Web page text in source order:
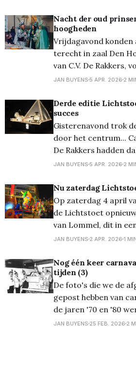
Nacht der oud
hoogheden
Vrijdagavond konden
terecht in zaal Den
van C.V. De Rakkers,
feest. Alle oud-
nog eens voor één
aandoen en alhier
alle alle anderen
JAN BUYENS 5 APR. 2026 2
Derde editie
succes
Gisterenavond trok
door het centrum...
De Rakkers hadden
georganiseerd, zodat
13 Lommelse
veel publiek kwam opdagen.
stoet was er ook nog
moment
JAN BUYENS 5 APR. 2026 2
Nu zaterdag
Op zaterdag 4 april
de Lichtstoet
van Lommel, dit in
De Rakkers. De
geluidshinder tot een
beperken . Stoetopstelling De
stoetopstelling zal
Vreyshorring ( vanaf
JAN BUYENS 2 APR. 2026 1
Nog één keer
tijden (3)
De foto's die we de
gepost hebben van
de jaren '70 en '80
bekeken, zowel hier
JAN BUYENS 25 FEB. 2026 2